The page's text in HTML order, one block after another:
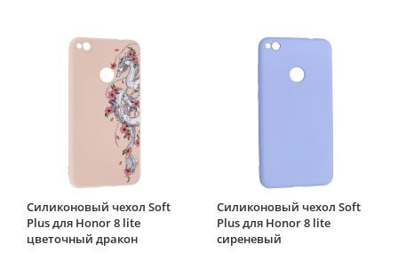
Силиконовый чехол Soft
Plus для Honor 8 lite
цветочный дракон
Силиконовый чехол Soft
Plus для Honor 8 lite
сиреневый